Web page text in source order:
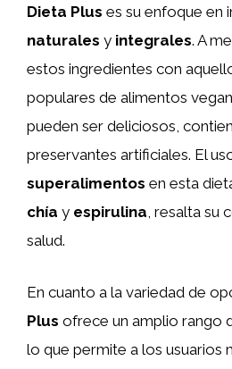
Dieta Plus es su enfoque en
naturales y integrales. A
estos ingredientes con
populares de alimentos
pueden ser deliciosos,
preservantes artificiales. El
superalimentos en esta
chía y espirulina, resalta su
salud.
En cuanto a la variedad de
Plus ofrece un amplio rango
lo que permite a los usuarios